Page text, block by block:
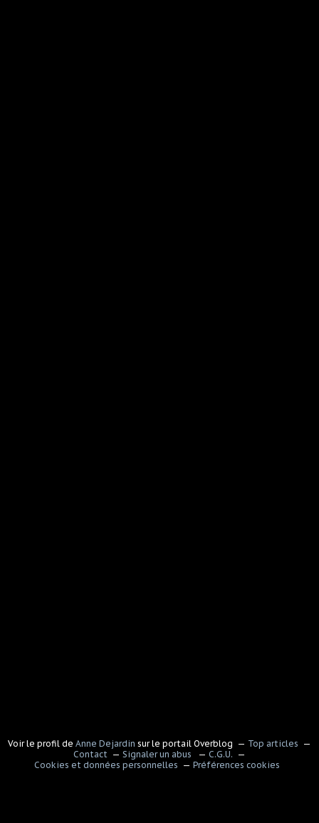
Voir le profil de Anne Dejardin sur le portail Overblog
Top articles
Contact
Signaler un abus
C.G.U.
Cookies et données personnelles
Préférences cookies